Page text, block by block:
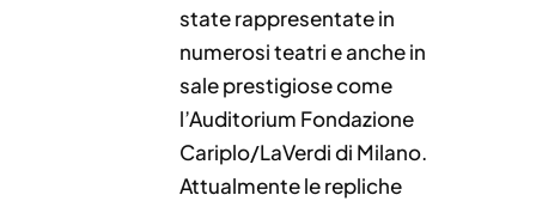
state rappresentate in
numerosi teatri e anche in
sale prestigiose come
l’Auditorium Fondazione
Cariplo/LaVerdi di Milano.
Attualmente le repliche